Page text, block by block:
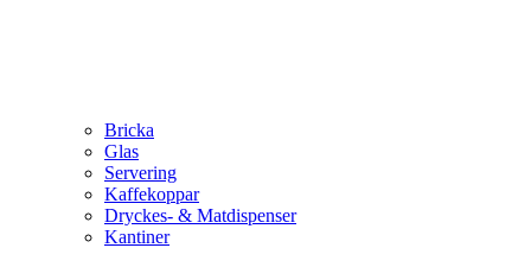
Bricka
Glas
Servering
Kaffekoppar
Dryckes- & Matdispenser
Kantiner